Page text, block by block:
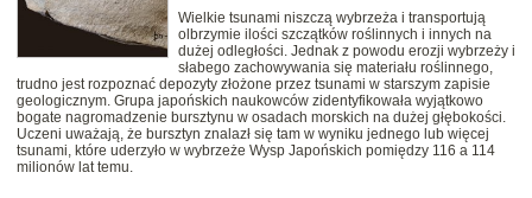
Wielkie tsunami niszczą wybrzeża i transportują
olbrzymie ilości szczątków roślinnych i innych na
dużej odległości. Jednak z powodu erozji wybrzeży i
słabego zachowywania się materiału roślinnego,
trudno jest rozpoznać depozyty złożone przez tsunami w starszym zapisie
geologicznym. Grupa japońskich naukowców zidentyfikowała wyjątkowo
bogate nagromadzenie bursztynu w osadach morskich na dużej głębokości.
Uczeni uważają, że bursztyn znalazł się tam w wyniku jednego lub więcej
tsunami, które uderzyło w wybrzeże Wysp Japońskich pomiędzy 116 a 114
milionów lat temu.